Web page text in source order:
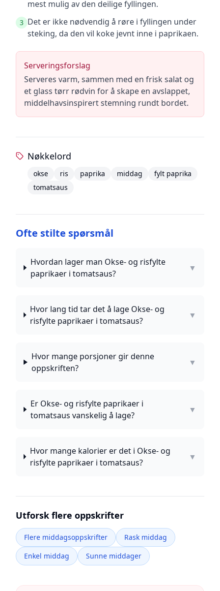
mest mulig av den deilige fyllingen.
3 Det er ikke nødvendig å røre i fyllingen under
steking, da den vil koke jevnt inne i paprikaen.
Serveringsforslag
Serveres varm, sammen med en frisk salat og
et glass tørr rødvin for å skape en avslappet,
middelhavsinspirert stemning rundt bordet.
Nøkkelord
okse ris paprika middag
fylt paprika
tomatsaus
Ofte stilte spørsmål
Hvordan lager man Okse- og risfylte
paprikaer i tomatsaus?
▼
Hvor lang tid tar det å lage Okse- og
risfylte paprikaer i tomatsaus?
▼
Hvor mange porsjoner gir denne
oppskriften?
▼
Er Okse- og risfylte paprikaer i
tomatsaus vanskelig å lage?
▼
Hvor mange kalorier er det i Okse- og
risfylte paprikaer i tomatsaus?
▼
Utforsk flere oppskrifter
Flere middagsoppskrifter
Rask middag
Enkel middag
Sunne middager